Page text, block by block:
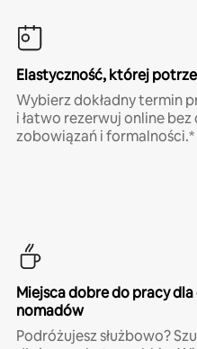
Elastyczność, której
Wybierz dokładny termin
i łatwo rezerwuj online
zobowiązań i formalności.*
Miejsca dobre do pracy
nomadów
Podróżujesz służbowo?